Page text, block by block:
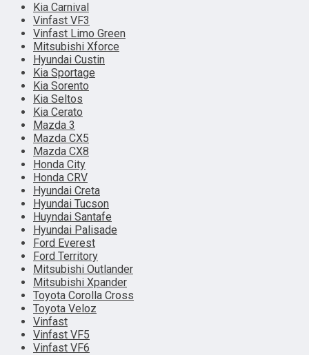
Kia Carnival
Vinfast VF3
Vinfast Limo Green
Mitsubishi Xforce
Hyundai Custin
Kia Sportage
Kia Sorento
Kia Seltos
Kia Cerato
Mazda 3
Mazda CX5
Mazda CX8
Honda City
Honda CRV
Hyundai Creta
Hyundai Tucson
Huyndai Santafe
Hyundai Palisade
Ford Everest
Ford Territory
Mitsubishi Outlander
Mitsubishi Xpander
Toyota Corolla Cross
Toyota Veloz
Vinfast
Vinfast VF5
Vinfast VF6